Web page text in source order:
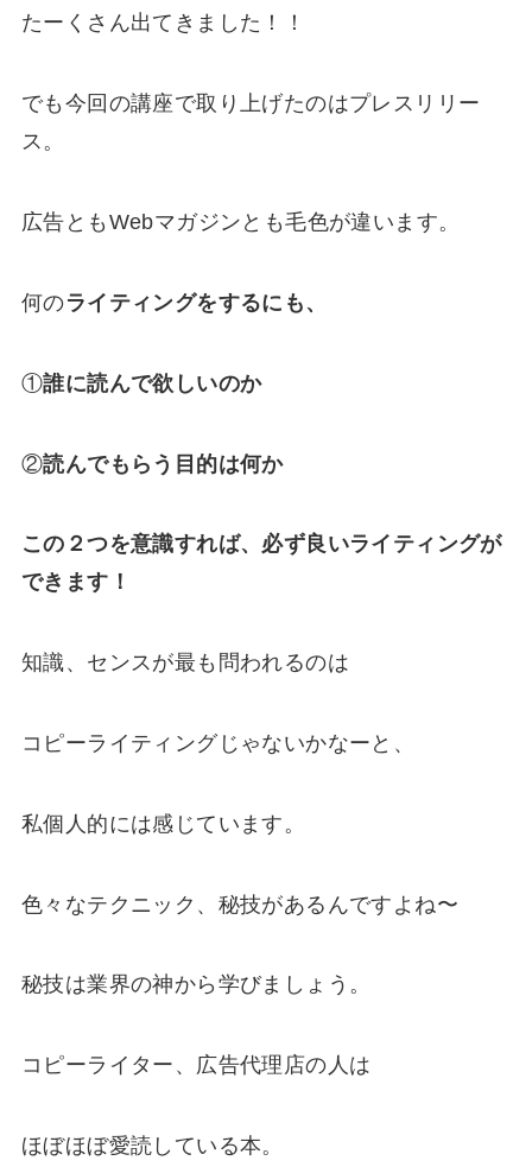
たーくさん出てきました！！
でも今回の講座で取り上げたのはプレスリリー
ス。
広告ともWebマガジンとも毛色が違います。
何のライティングをするにも、
①誰に読んで欲しいのか
②読んでもらう目的は何か
この２つを意識すれば、必ず良いライティングが
できます！
知識、センスが最も問われるのは
コピーライティングじゃないかなーと、
私個人的には感じています。
色々なテクニック、秘技があるんですよね〜
秘技は業界の神から学びましょう。
コピーライター、広告代理店の人は
ほぼほぼ愛読している本。